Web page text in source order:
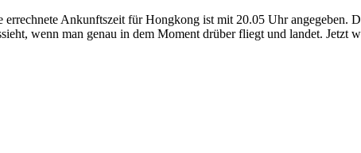
errechnete Ankunftszeit für Hongkong ist mit 20.05 Uhr angegeben.
wenn man genau in dem Moment drüber fliegt und landet.